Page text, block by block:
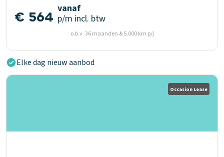
€ 564 vanaf
p/m incl. btw
o.b.v. 36 maanden & 5.000 km p/j
Elke dag nieuw aanbod
Occasion Lease